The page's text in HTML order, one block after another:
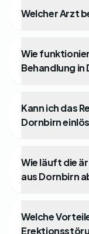
Welcher Arzt
Wie
Behandlung in
Kann ich das
Dornbirn
Wie läuft die
aus Dornbirn
Welche